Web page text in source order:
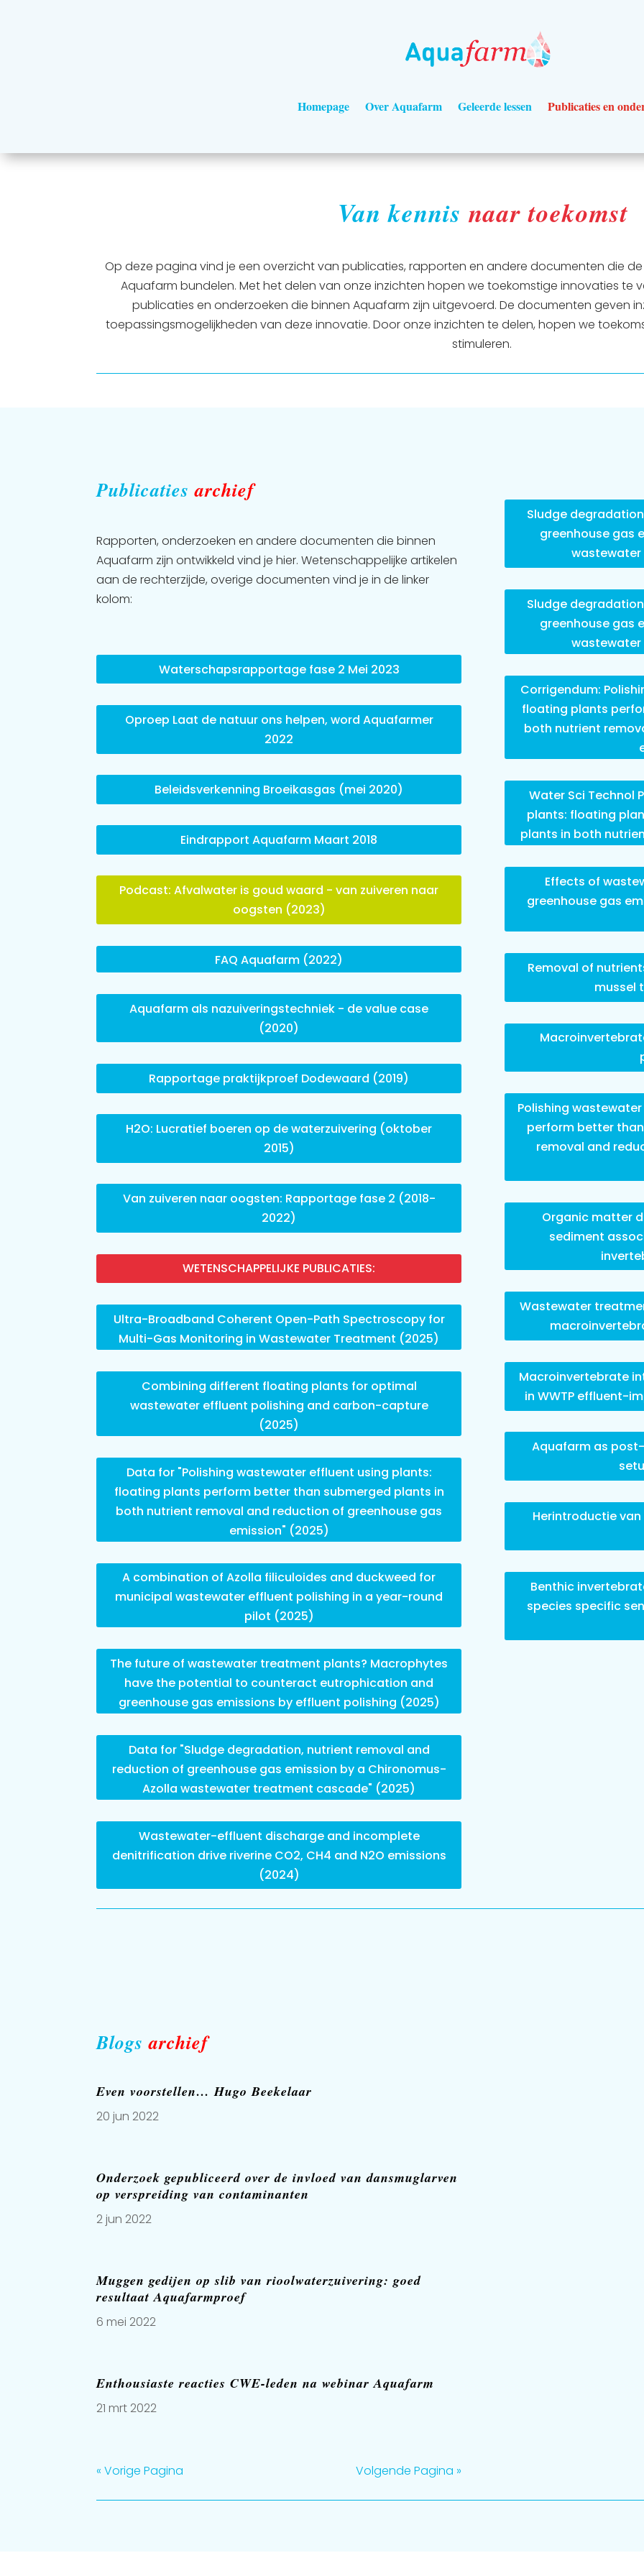
Homepage Over Aquafarm Geleerde lessen Publicaties en
Van kennis naar toekomst
Op deze pagina vind je een overzicht van publicaties, rapporten en andere documenten die de
Aquafarm bundelen. Met het delen van onze inzichten hopen we toekomstige innovaties te
publicaties en onderzoeken die binnen Aquafarm zijn uitgevoerd. De documenten geven
toepassingsmogelijkheden van deze innovatie. Door onze inzichten te delen, hopen we
stimuleren.
Publicatiesarchief
Rapporten, onderzoeken en andere documenten die binnen
Aquafarm zijn ontwikkeld vind je hier. Wetenschappelijke artikelen
aan de rechterzijde, overige documenten vind je in de linker
kolom:
Waterschapsrapportage fase 2 Mei 2023
Oproep Laat de natuur ons helpen, word Aquafarmer
2022
Beleidsverkenning Broeikasgas (mei 2020)
Eindrapport Aquafarm Maart 2018
Podcast: Afvalwater is goud waard - van zuiveren naar
oogsten (2023)
FAQ Aquafarm (2022)
Aquafarm als nazuiveringstechniek - de value case
(2020)
Rapportage praktijkproef Dodewaard (2019)
H2O: Lucratief boeren op de waterzuivering (oktober
2015)
Van zuiveren naar oogsten: Rapportage fase 2 (2018-
2022)
WETENSCHAPPELIJKE PUBLICATIES:
Ultra-Broadband Coherent Open-Path Spectroscopy for
Multi-Gas Monitoring in Wastewater Treatment (2025)
Combining different floating plants for optimal
wastewater effluent polishing and carbon-capture
(2025)
Data for "Polishing wastewater effluent using plants:
floating plants perform better than submerged plants in
both nutrient removal and reduction of greenhouse gas
emission" (2025)
A combination of Azolla filiculoides and duckweed for
municipal wastewater effluent polishing in a year-round
pilot (2025)
The future of wastewater treatment plants? Macrophytes
have the potential to counteract eutrophication and
greenhouse gas emissions by effluent polishing (2025)
Data for "Sludge degradation, nutrient removal and
reduction of greenhouse gas emission by a Chironomus-
Azolla wastewater treatment cascade" (2025)
Wastewater-effluent discharge and incomplete
denitrification drive riverine CO2, CH4 and N2O emissions
(2024)
Sludge
greenhouse gas
Sludge
greenhouse gas
Corrigendum:
floating plants
both nutrient
Water Sci Technol
plants: floating
plants in both
Effects of
greenhouse gas
Removal of
mussel
Polishing
perform better
removal and
Organic matter
sediment
Wastewater
Macroinvertebrate
in WWTP effluent-
Aquafarm as
Herintroductie
Benthic
species specific
Blogsarchief
Even voorstellen… Hugo Beekelaar
20 jun 2022
Onderzoek gepubliceerd over de invloed van dansmuglarven
op verspreiding van contaminanten
2 jun 2022
Muggen gedijen op slib van rioolwaterzuivering: goed
resultaat Aquafarmproef
6 mei 2022
Enthousiaste reacties CWE-leden na webinar Aquafarm
21 mrt 2022
« Vorige Pagina Volgende Pagina »